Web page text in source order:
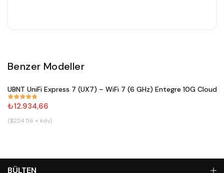
Benzer Modeller
#833
UBNT UniFi Express 7 (UX7) – WiFi 7 (6 GHz) Entegre 10G
₺12.934,66
($224.56 + kdv)
BÜLTEN